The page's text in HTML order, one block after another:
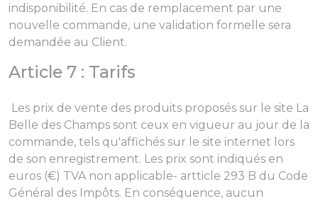
indisponibilité. En cas de remplacement par une
nouvelle commande, une validation formelle sera
demandée au Client.
Article 7 : Tarifs
Les prix de vente des produits proposés sur le site La
Belle des Champs sont ceux en vigueur au jour de la
commande, tels qu'affichés sur le site internet lors
de son enregistrement. Les prix sont indiqués en
euros (€) TVA non applicable- artticle 293 B du Code
Général des Impôts. En conséquence, aucun